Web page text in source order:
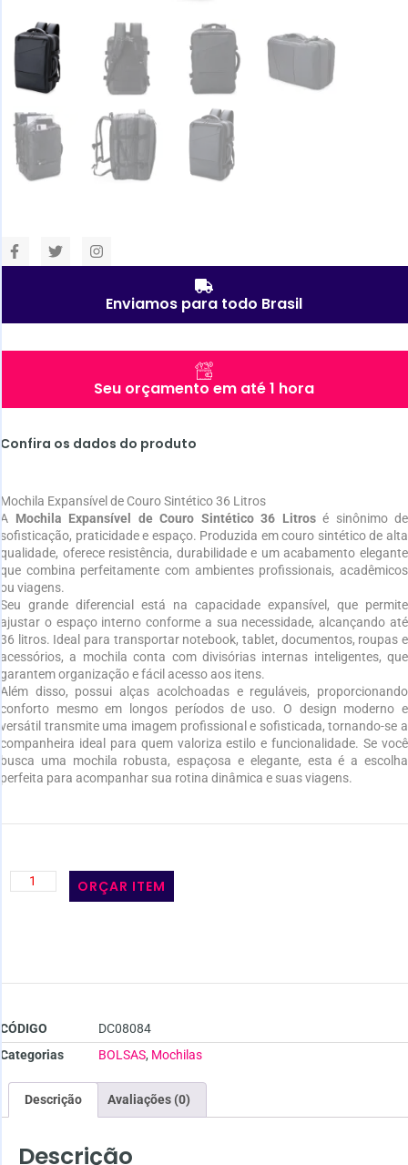
Enviamos para todo Brasil
Seu orçamento em até 1 hora
Confira os dados do produto
Mochila Expansível de Couro Sintético 36 Litros
A Mochila Expansível de Couro Sintético 36 Litrosé sinônimo de
sofisticação, praticidade e espaço. Produzida em couro sintético de alta
qualidade, oferece resistência, durabilidade e um acabamento elegante
que combina perfeitamente com ambientes profissionais, acadêmicos
ou viagens.
Seu grande diferencial está na capacidade expansível, que permite
ajustar o espaço interno conforme a sua necessidade, alcançando até
36 litros. Ideal para transportar notebook, tablet, documentos, roupas e
acessórios, a mochila conta com divisórias internas inteligentes, que
garantem organização e fácil acesso aos itens.
Além disso, possui alças acolchoadas e reguláveis, proporcionando
conforto mesmo em longos períodos de uso. O design moderno e
versátil transmite uma imagem profissional e sofisticada, tornando-se a
companheira ideal para quem valoriza estilo e funcionalidade. Se você
busca uma mochila robusta, espaçosa e elegante, esta é a escolha
perfeita para acompanhar sua rotina dinâmica e suas viagens.
ORÇAR ITEM
CÓDIGO
DC08084
Categorias
BOLSAS, Mochilas
Descrição Avaliações (0)
Descrição